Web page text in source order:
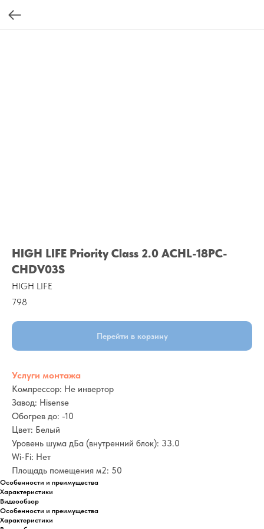
HIGH LIFE Priority Class 2.0 ACHL-18PC-
CHDV03S
HIGH LIFE
798
Перейти в корзину
Услуги монтажа
Компрессор: Не инвертор
Завод: Hisense
Обогрев до: -10
Цвет: Белый
Уровень шума дБа (внутренний блок): 33.0
Wi-Fi: Нет
Площадь помещения м2: 50
Особенности и преимущества
Характеристики
Видеообзор
Особенности и преимущества
Характеристики